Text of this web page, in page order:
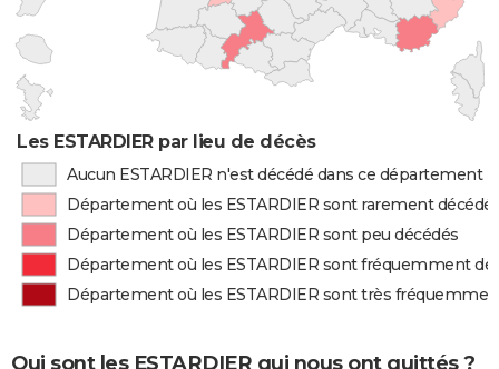
Les ESTARDIER par lieu de décès
Aucun ESTARDIER n'est décédé dans ce département
Département où les ESTARDIER sont rarement
Département où les ESTARDIER sont peu décédés
Département où les ESTARDIER sont fréquemment
Département où les ESTARDIER sont très
Qui sont les ESTARDIER qui nous ont quittés ?